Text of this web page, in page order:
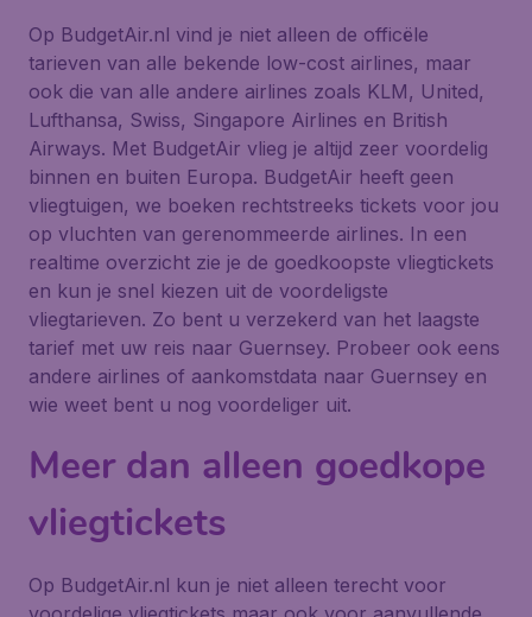
Op BudgetAir.nl vind je niet alleen de officële
tarieven van alle bekende low-cost airlines, maar
ook die van alle andere airlines zoals KLM, United,
Lufthansa, Swiss, Singapore Airlines en British
Airways. Met BudgetAir vlieg je altijd zeer voordelig
binnen en buiten Europa. BudgetAir heeft geen
vliegtuigen, we boeken rechtstreeks tickets voor jou
op vluchten van gerenommeerde airlines. In een
realtime overzicht zie je de goedkoopste vliegtickets
en kun je snel kiezen uit de voordeligste
vliegtarieven. Zo bent u verzekerd van het laagste
tarief met uw reis naar Guernsey. Probeer ook eens
andere airlines of aankomstdata naar Guernsey en
wie weet bent u nog voordeliger uit.
Meer dan alleen goedkope
vliegtickets
Op BudgetAir.nl kun je niet alleen terecht voor